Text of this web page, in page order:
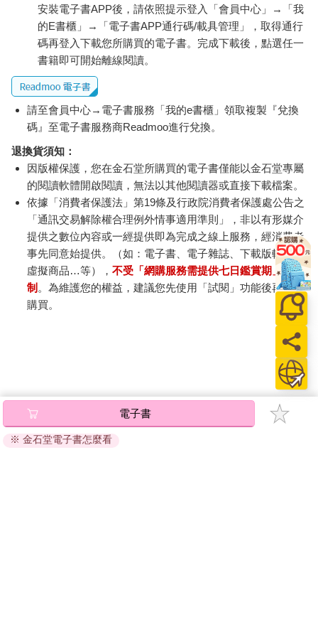
櫃子，形狀和大小各異。
卡蘿琳打開一扇小門，我發現這是第三個冰箱，迷你款的，裡面
裝滿冷飲。「我們看看，我們有氣泡水、椰子水、冰茶……」
她把玻璃杯拿到製冰機下，杯子像門廊的風鈴發出叮噹聲，數十
個小冰塊如珠寶落下。
我注意到冰箱門上有張小孩的畫，畫的是一隻兔子，筆觸粗糙，
毫無章法。我問那是不是泰迪畫的，卡蘿琳點點頭。「才搬進來
六週，他就想養寵物。我跟他說我們必須先拆完箱。」
「他感覺很有天分。」我告訴她，我好怕自己聽起來太刻意，或
說得太誇張。
但卡蘿琳附和了！
「喔，這倒是真的。他真的比同學都厲害。大家都這麼說。」
我們坐到屋角輕食區，那裡有一張小餐桌，她拿一張紙給我。
「我丈夫打好了一些約法三章。沒有太過分的要求，但我們還是
一、不得吸毒
安裝電子書APP後，請依照提示登入「會員中心」→「我
的E書櫃」→「電子書APP通行碼/載具管理」，取得通行
碼再登入下載您所購買的電子書。完成下載後，點選任一
書籍即可開始離線閱讀。
請至會員中心→電子書服務「我的e書櫃」領取複製『兌換
碼』至電子書服務商Readmoo進行兌換。
退換貨須知：
因版權保護，您在金石堂所購買的電子書僅能以金石堂專屬
的閱讀軟體開啟閱讀，無法以其他閱讀器或直接下載檔案。
依據「消費者保護法」第19條及行政院消費者保護處公告之
「通訊交易解除權合理例外情事適用準則」，非以有形媒介
提供之數位內容或一經提供即為完成之線上服務，經消費者
事先同意始提供。（如：電子書、電子雜誌、下載版軟體、
虛擬商品…等），不受「網購服務需提供七日鑑賞期」的限
制 。為維護您的權益，建議您先使用「試閱」功能後再付款
購買。
電子書
※ 金石堂電子書怎麼看